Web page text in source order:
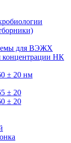
для ВЭЖХ
концентрации НК
± 20 нм
± 20
± 20